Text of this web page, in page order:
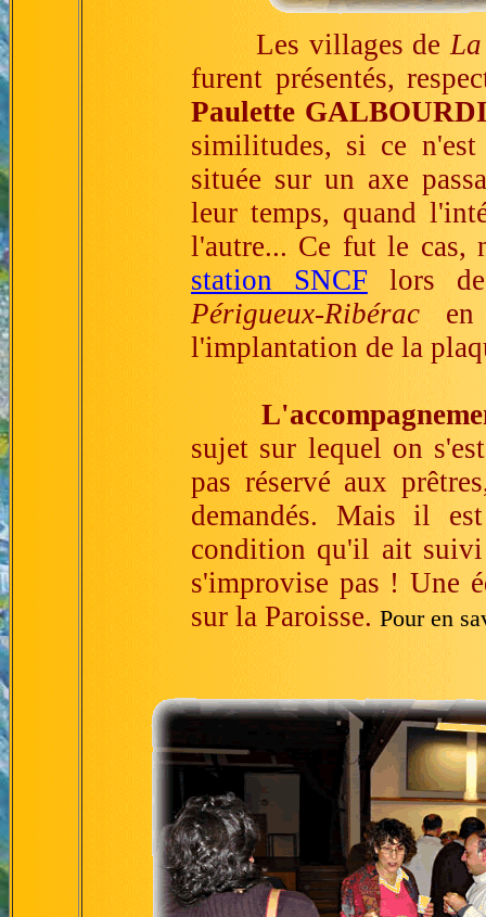
Les villages de
furent présentés,
Paulette
similitudes, si ce
située sur un axe
leur temps, quand
l'autre... Ce fut le cas,
station SNCF lors
Périgueux-Ribérac en
l'implantation de la
sujet sur lequel on
pas réservé aux
demandés. Mais il
condition qu'il ait suivi
s'improvise pas ! Une
sur la Paroisse. Pour en